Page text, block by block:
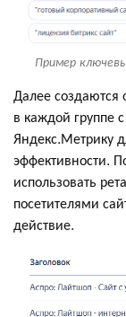
Пример
Далее
в каждой группе
Яндекс.Метрику
эффективности.
использовать
посетителями
действие.